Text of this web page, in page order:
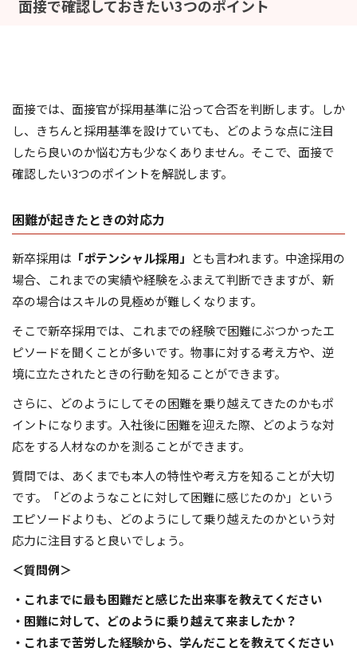
面接で確認しておきたい3つのポイント
面接では、面接官が採用基準に沿って合否を判断します。しか
し、きちんと採用基準を設けていても、どのような点に注目
したら良いのか悩む方も少なくありません。そこで、面接で
確認したい3つのポイントを解説します。
困難が起きたときの対応力
新卒採用は 「ポテンシャル採用」 とも言われます。中途採用の
場合、これまでの実績や経験をふまえて判断できますが、新
卒の場合はスキルの見極めが難しくなります。
そこで新卒採用では、これまでの経験で困難にぶつかったエ
ピソードを聞くことが多いです。物事に対する考え方や、逆
境に立たされたときの行動を知ることができます。
さらに、どのようにしてその困難を乗り越えてきたのかもポ
イントになります。入社後に困難を迎えた際、どのような対
応をする人材なのかを測ることができます。
質問では、あくまでも本人の特性や考え方を知ることが大切
です。「どのようなことに対して困難に感じたのか」という
エピソードよりも、どのようにして乗り越えたのかという対
応力に注目すると良いでしょう。
＜質問例＞
・これまでに最も困難だと感じた出来事を教えてください
・困難に対して、どのように乗り越えて来ましたか？
・これまで苦労した経験から、学んだことを教えてください